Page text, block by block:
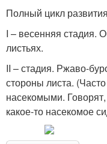
Полный цикл
I – весенняя стадия.
листьях.
II – стадия. Ржаво-
стороны листа.
насекомыми.
какое-то насекомое